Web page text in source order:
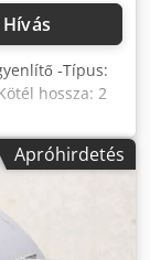
Hívás
-Típus:
hossza: 2
Apróhirdetés